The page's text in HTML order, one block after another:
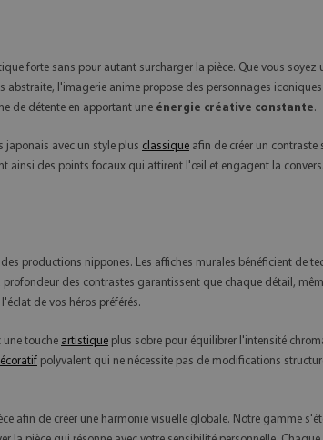
forte sans pour autant surcharger la pièce. Que vous
l'imagerie anime propose des personnages
de détente en apportant une énergie créative constante.
japonais avec un style plus classique afin de créer un
ainsi des points focaux qui attirent l'œil et engagent la
productions nippones. Les affiches murales bénéficient de
des contrastes garantissent que chaque détail,
de vos héros préférés.
une touche artistique plus sobre pour équilibrer l'intensité
polyvalent qui ne nécessite pas de modifications
afin de créer une harmonie visuelle globale. Notre gamme